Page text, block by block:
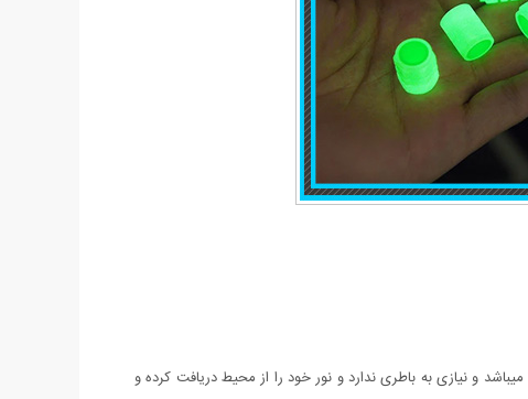
و نیازی به باطری ندارد و نور خود را از محیط دریافت کرده و